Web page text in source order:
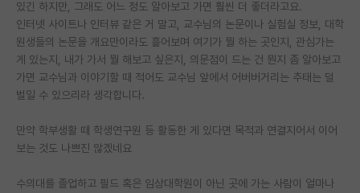
있긴 하지만, 그래도 어느 정도 알아보고 가면 훨씬 더 좋더라고요.
인터넷 사이트나 인터뷰 같은 거 말고, 교수님의 논문이나 실험실 정보, 대학
원생들의 논문을 개요만이라도 흝어보며 여기가 뭘 하는 곳인지, 관심가는
게 있는지, 내가 가서 뭘 해보고 싶은지, 의문점이 드는 건 뭔지 좀 알아보고
가면 교수님과 이야기할 때 적어도 교수님 앞에서 어버버거리는 추태는 덜
벌일 수 있으리라 생각합니다.
만약 학부생활 때 학생연구원 등 활동한 게 있다면 목적과 연결지어서 이어
보는 것도 나쁘진 않겠네요
수의대를 졸업하고 필드 혹은 임상대학원이 아닌 곳에 가는 사람이 얼마나